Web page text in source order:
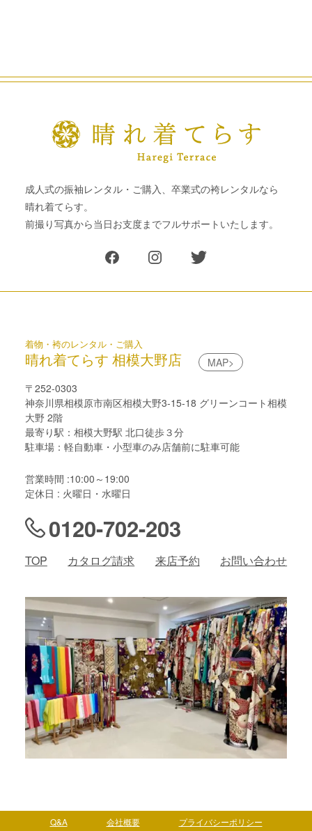
成人式の振袖レンタル・ご購入、卒業式の袴レンタルなら
晴れ着てらす。
前撮り写真から当日お支度までフルサポートいたします。
着物・袴のレンタル・ご購入
晴れ着てらす 相模大野店
MAP>
〒252-0303
神奈川県相模原市南区相模大野3-15-18 グリーンコート相模
大野 2階
最寄り駅：相模大野駅 北口徒歩３分
駐車場：軽自動車・小型車のみ店舗前に駐車可能
営業時間 :10:00～19:00
定休日 : 火曜日・水曜日
0120-702-203
TOP カタログ請求 来店予約 お問い合わせ
Q&A 会社概要 プライバシーポリシー